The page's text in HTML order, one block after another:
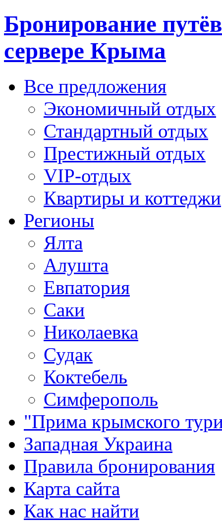
Бронирование
сервере Крыма
Все предложения
Экономичный отдых
Стандартный отдых
Престижный отдых
VIP-отдых
Квартиры и коттеджи
Регионы
Ялта
Алушта
Евпатория
Саки
Николаевка
Судак
Коктебель
Симферополь
"Прима крымского
Западная Украина
Правила бронирования
Карта сайта
Как нас найти